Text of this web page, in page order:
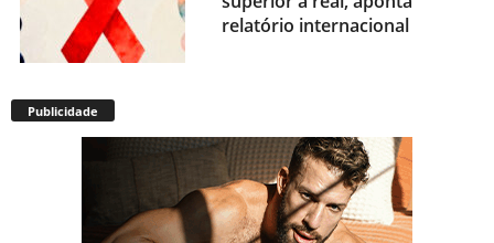
relatório internacional
Gay de 62 anos relembra
quando, aos 15, foi garoto de
programa por quatro meses
sem saber: “Idiotice da minha
Publicidade